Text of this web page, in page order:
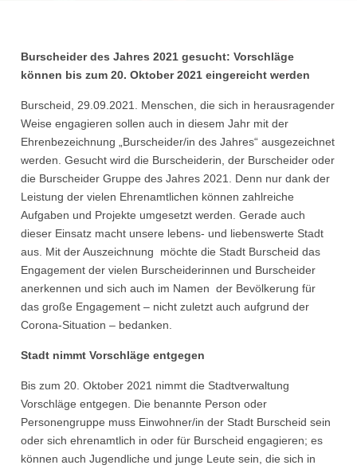
Burscheider des Jahres 2021 gesucht: Vorschläge
können bis zum 20. Oktober 2021 eingereicht werden
Burscheid, 29.09.2021. Menschen, die sich in herausragender
Weise engagieren sollen auch in diesem Jahr mit der
Ehrenbezeichnung „Burscheider/in des Jahres“ ausgezeichnet
werden. Gesucht wird die Burscheiderin, der Burscheider oder
die Burscheider Gruppe des Jahres 2021. Denn nur dank der
Leistung der vielen Ehrenamtlichen können zahlreiche
Aufgaben und Projekte umgesetzt werden. Gerade auch
dieser Einsatz macht unsere lebens- und liebenswerte Stadt
aus. Mit der Auszeichnung möchte die Stadt Burscheid das
Engagement der vielen Burscheiderinnen und Burscheider
anerkennen und sich auch im Namen der Bevölkerung für
das große Engagement – nicht zuletzt auch aufgrund der
Corona-Situation – bedanken.
Stadt nimmt Vorschläge entgegen
Bis zum 20. Oktober 2021 nimmt die Stadtverwaltung
Vorschläge entgegen. Die benannte Person oder
Personengruppe muss Einwohner/in der Stadt Burscheid sein
oder sich ehrenamtlich in oder für Burscheid engagieren; es
können auch Jugendliche und junge Leute sein, die sich in